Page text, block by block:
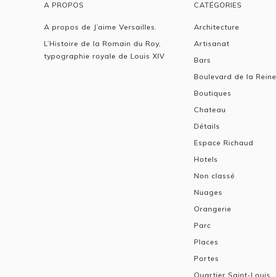
A PROPOS
A propos de J’aime Versailles.
L’Histoire de la Romain du Roy,
typographie royale de Louis XIV
CATÉGORIES
Architecture
Artisanat
Bars
Boulevard de la Reine
Boutiques
Chateau
Détails
Espace Richaud
Hotels
Non classé
Nuages
Orangerie
Parc
Places
Portes